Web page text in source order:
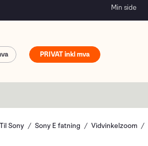
Min side
PRIVAT
Til Sony Sony E fatning Vidvinkelzoom